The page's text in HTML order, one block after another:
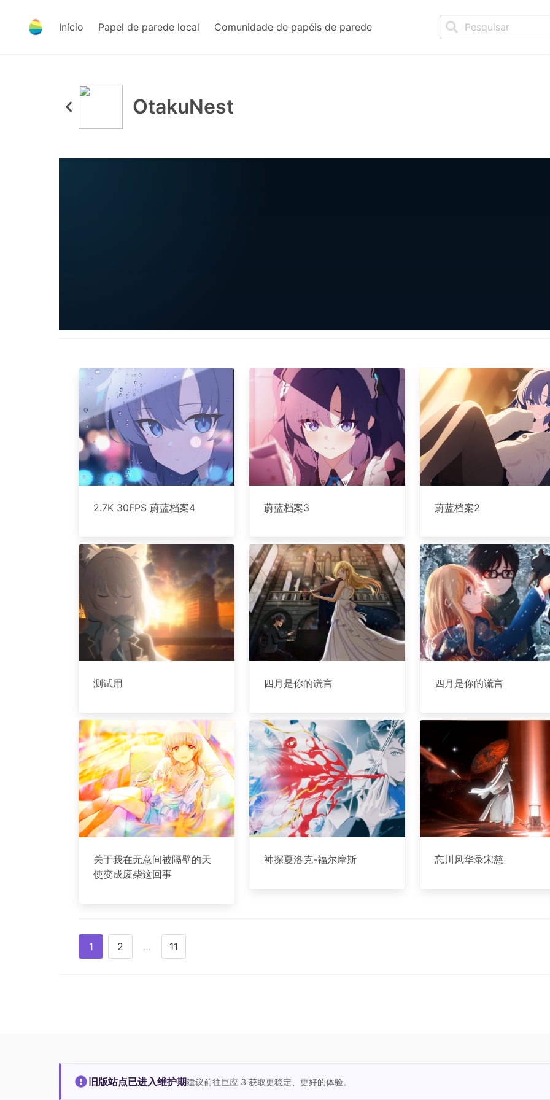
Início Papel de parede local Comunidade de papéis de parede
OtakuNest
2.7K 30FPS 蔚蓝档案4 蔚蓝档案3 蔚蓝档案2
测试用 四月是你的谎言 四月是你的谎言
关于我在无意间被隔壁的天
使变成废柴这回事
神探夏洛克-福尔摩斯 忘川风华录宋慈
1 2 … 11
旧版站点已进入维护期建议前往巨应 3 获取更稳定、更好的体验。